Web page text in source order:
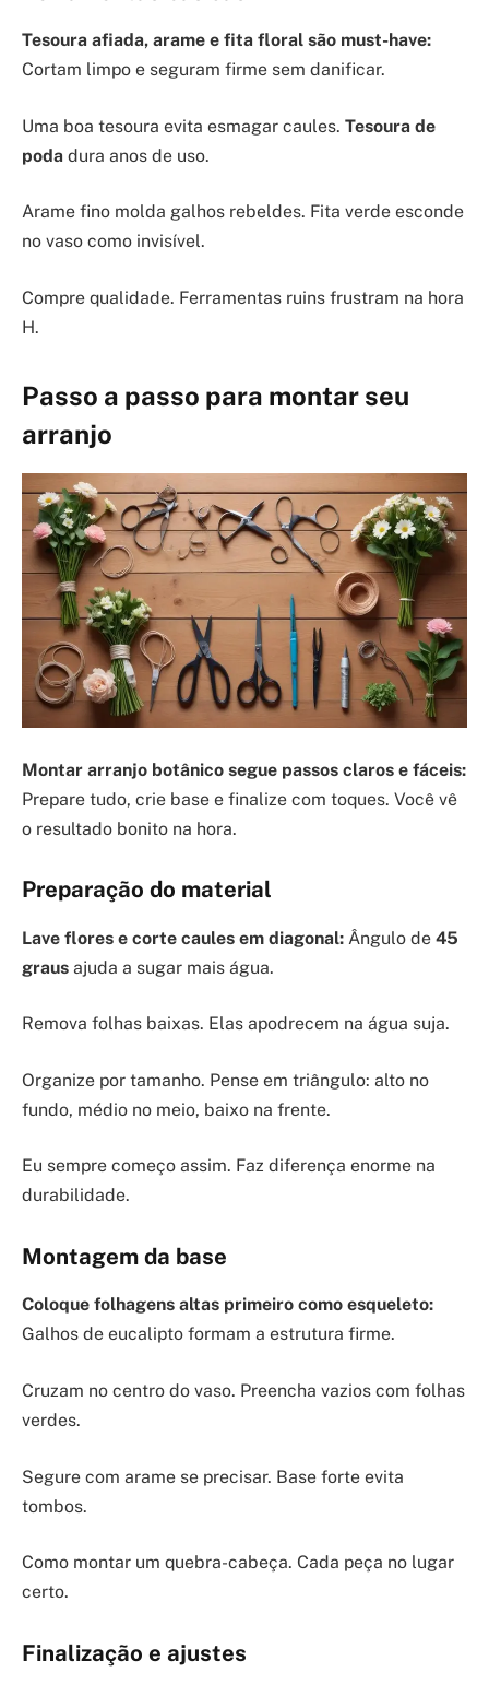
Tesoura afiada, arame e fita floral são must-have:
Cortam limpo e seguram firme sem danificar.
Uma boa tesoura evita esmagar caules. Tesoura de
poda dura anos de uso.
Arame fino molda galhos rebeldes. Fita verde esconde
no vaso como invisível.
Compre qualidade. Ferramentas ruins frustram na hora
H.
Passo a passo para montar seu
arranjo
Montar arranjo botânico segue passos claros e fáceis:
Prepare tudo, crie base e finalize com toques. Você vê
o resultado bonito na hora.
Preparação do material
Lave flores e corte caules em diagonal: Ângulo de 45
graus ajuda a sugar mais água.
Remova folhas baixas. Elas apodrecem na água suja.
Organize por tamanho. Pense em triângulo: alto no
fundo, médio no meio, baixo na frente.
Eu sempre começo assim. Faz diferença enorme na
durabilidade.
Montagem da base
Coloque folhagens altas primeiro como esqueleto:
Galhos de eucalipto formam a estrutura firme.
Cruzam no centro do vaso. Preencha vazios com folhas
verdes.
Segure com arame se precisar. Base forte evita
tombos.
Como montar um quebra-cabeça. Cada peça no lugar
certo.
Finalização e ajustes